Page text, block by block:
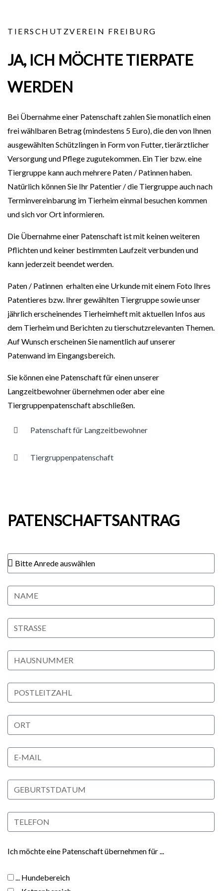
TIERSCHUTZVEREIN FREIBURG
JA, ICH MÖCHTE TIERPATE
WERDEN
Bei Übernahme einer Patenschaft zahlen Sie monatlich einen
frei wählbaren Betrag (mindestens 5 Euro), die den von Ihnen
ausgewählten Schützlingen in Form von Futter, tierärztlicher
Versorgung und Pflege zugutekommen. Ein Tier bzw. eine
Tiergruppe kann auch mehrere Paten / Patinnen haben.
Natürlich können Sie Ihr Patentier / die Tiergruppe auch nach
Terminvereinbarung im Tierheim einmal besuchen kommen
und sich vor Ort informieren.
Die Übernahme einer Patenschaft ist mit keinen weiteren
Pflichten und keiner bestimmten Laufzeit verbunden und
kann jederzeit beendet werden.
Paten / Patinnen erhalten eine Urkunde mit einem Foto Ihres
Patentieres bzw. Ihrer gewählten Tiergruppe sowie unser
jährlich erscheinendes Tierheimheft mit aktuellen Infos aus
dem Tierheim und Berichten zu tierschutzrelevanten Themen.
Auf Wunsch erscheinen Sie namentlich auf unserer
Patenwand im Eingangsbereich.
Sie können eine Patenschaft für einen unserer
Langzeitbewohner übernehmen oder aber eine
Tiergruppenpatenschaft abschließen.
Patenschaft für Langzeitbewohner
Tiergruppenpatenschaft
PATENSCHAFTSANTRAG
Ich möchte eine Patenschaft übernehmen für ...
... Hundebereich